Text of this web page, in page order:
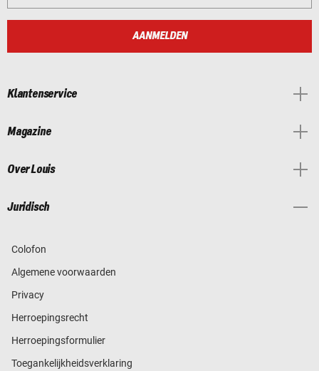
AANMELDEN
Klantenservice
Magazine
Over Louis
Juridisch
Colofon
Algemene voorwaarden
Privacy
Herroepingsrecht
Herroepingsformulier
Toegankelijkheidsverklaring